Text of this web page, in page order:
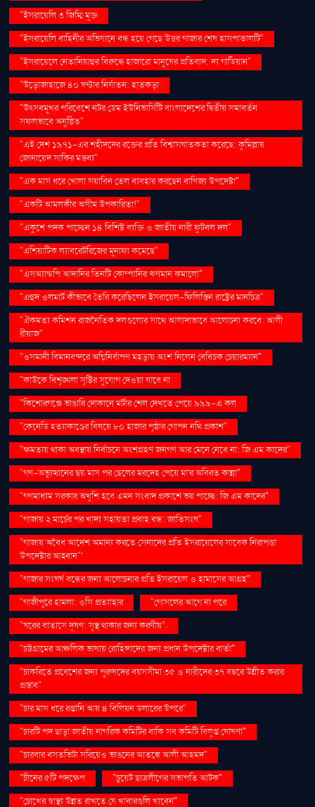
"ইসরায়েলি ৩ জিম্মি মুক্ত
"ইসরায়েলি বাহিনীর অভিযানে বন্ধ হয়ে গেছে উত্তর গাজার শেষ হাসপাতালটি"
"ইসরায়েলে নেতানিয়াহুর বিরুদ্ধে হাজারো মানুষের প্রতিবাদ: দ্য গার্ডিয়ান"
"উড়োজাহাজে ৪০ ঘণ্টার নির্যাতন: হাতকড়া
"উৎসবমুখর পরিবেশে নটর ডেম ইউনিভার্সিটি বাংলাদেশের দ্বিতীয় সমাবর্তন
সফলভাবে অনুষ্ঠিত"
"এই দেশ ১৯৭১-এর শহীদদের রক্তের প্রতি বিশ্বাসঘাতকতা করেছে: কুমিল্লায়
জোনায়েদ সাকির মন্তব্য"
"এক মাস ধরে খোলা সয়াবিন তেল ব্যবহার করছেন বাণিজ্য উপদেষ্টা"
"একটি আমলকীর অসীম উপকারিতা!"
"একুশে পদক পাচ্ছেন ১৪ বিশিষ্ট ব্যক্তি ও জাতীয় নারী ফুটবল দল"
"এশিয়াটিক ল্যাবরেটরিজের মুনাফা কমেছে"
"এসঅ্যান্ডপি আদানির তিনটি কোম্পানির ঋণমান কমালো"
"এহুদ ওলমার্ট কীভাবে তৈরি করেছিলেন ইসরায়েল-ফিলিস্তিন রাষ্ট্রের মানচিত্র"
"ঐকমত্য কমিশন রাজনৈতিক দলগুলোর সাথে আলাদাভাবে আলোচনা করবে: আলী
রীয়াজ"
"ওসমানী বিমানবন্দরে অগ্নিনির্বাপণ মহড়ায় অংশ নিলেন বেবিচক চেয়ারম্যান"
"কাউকে বিশৃঙ্খলা সৃষ্টির সুযোগ দেওয়া যাবে না
"কিশোরগঞ্জে ভাঙারি দোকানে মর্টার শেল দেখতে পেয়ে ৯৯৯-এ কল
"কেনেডি হত্যাকাণ্ডের বিষয়ে ৮০ হাজার পৃষ্ঠার গোপন নথি প্রকাশ"
"ক্ষমতায় থাকা অবস্থায় নির্বাচনে অংশগ্রহণ জনগণ আর মেনে নেবে না: জি এম কাদের"
"গণ–অভ্যুত্থানের ছয় মাস পর ছেলের মরদেহ পেয়ে মা'র অবিরত কান্না"
"গণমাধ্যম সরকার অখুশি হবে এমন সংবাদ প্রকাশে ভয় পাচ্ছে: জি এম কাদের"
"গাজায় ২ মার্চের পর খাদ্য সহায়তা প্রবাহ বন্ধ: জাতিসংঘ"
"গাজায় অবৈধ আদেশ অমান্য করতে সেনাদের প্রতি ইসরায়েলের সাবেক নিরাপত্তা
উপদেষ্টার আহ্বান"'
"গাজার সংঘর্ষ বন্ধের জন্য আলোচনার প্রতি ইসরায়েল ও হামাসের আগ্রহ"
"গাজীপুরে হামলা: ওসি প্রত্যাহার
"গোসলের আগে না পরে
"ঘরের বাতাসে দূষণ: সুস্থ থাকার জন্য করণীয়".
"চট্টগ্রামের আঞ্চলিক ভাষায় রোহিঙ্গাদের জন্য প্রধান উপদেষ্টার বার্তা"
"চাকরিতে প্রবেশের জন্য পুরুষদের বয়সসীমা ৩৫ ও নারীদের ৩৭ বছরে উন্নীত করার
প্রস্তাব"
"চার মাস ধরে রপ্তানি আয় ৪ বিলিয়ন ডলারের উপরে"
"চারটি পদ ছাড়া জাতীয় নাগরিক কমিটির বাকি সব কমিটি বিলুপ্ত ঘোষণা"
"চারবার বসতভিটা সরিয়েও ভাঙনের আতঙ্কে আলী আহমদ"
"চীনের ৫টি পদক্ষেপ
"চুয়েট ছাত্রলীগের সভাপতি আটক"
"চোখের স্বাস্থ্য উন্নত রাখতে যে খাবারগুলি খাবেন"